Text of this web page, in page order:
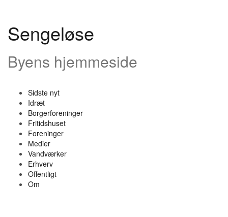
indholdSengeløse
Byens hjemmeside
Sidste nyt
Idræt
Borgerforeninger
Fritidshuset
Foreninger
Medier
Vandværker
Erhverv
Offentligt
Om